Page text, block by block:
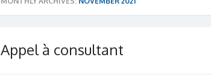
Appel à consultant